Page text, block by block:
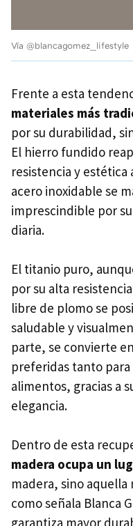
Vía @blancagomez_lifestyle
Frente a esta
materiales más
por su durabilidad,
El hierro fundido
resistencia y
acero inoxidable se
imprescindible por
diaria.
El titanio puro,
por su alta
libre de plomo se
saludable y
parte, se convierte
preferidas tanto
alimentos, gracias a
elegancia.
Dentro de esta
madera ocupa un
madera, sino aquella
como señala Blanca
garantiza mayor